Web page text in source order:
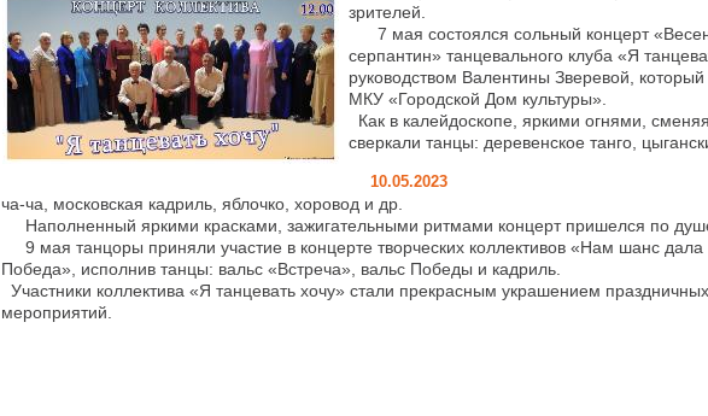
10.05.2023
зрителей.
7 мая состоялся сольный концерт
серпантин» танцевального клуба «Я
руководством Валентины Зверевой,
МКУ «Городской Дом культуры».
Как в калейдоскопе, яркими огнями, сменяя
сверкали танцы: деревенское танго,
ча-ча, московская кадриль, яблочко, хоровод и др.
Наполненный яркими красками, зажигательными ритмами концерт пришелся по
9 мая танцоры приняли участие в концерте творческих коллективов «Нам шанс дала
Победа», исполнив танцы: вальс «Встреча», вальс Победы и кадриль.
Участники коллектива «Я танцевать хочу» стали прекрасным украшением праздничных
мероприятий.